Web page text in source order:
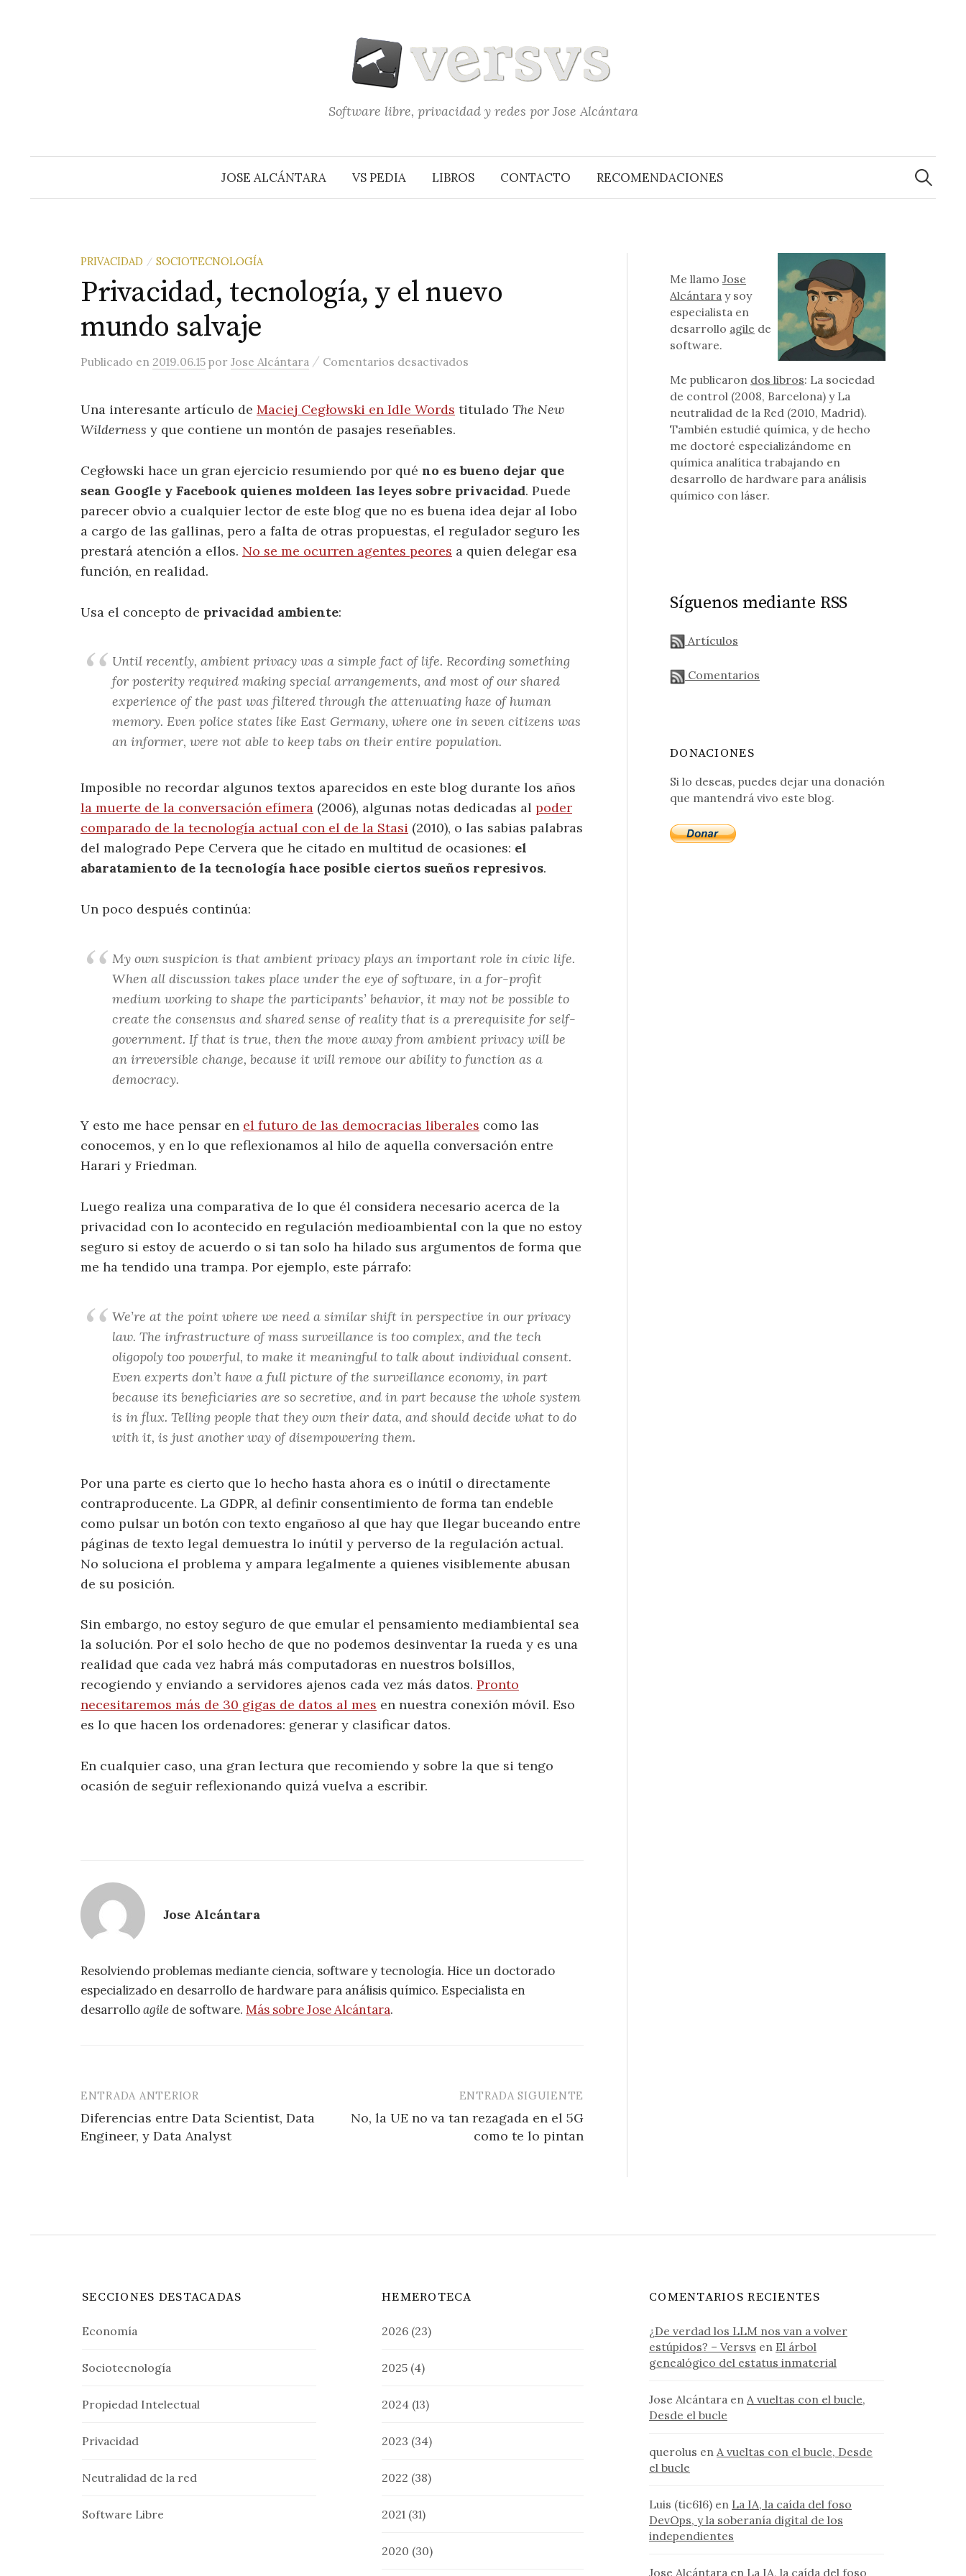
Software libre, privacidad y redes por Jose Alcántara
JOSE ALCÁNTARA VS PEDIA LIBROS CONTACTO RECOMENDACIONES
Buscar:
PRIVACIDAD / SOCIOTECNOLOGÍA
Privacidad, tecnología, y el nuevo
mundo salvaje
Publicado en 2019.06.15 por Jose Alcántara / Comentarios desactivados
Una interesante artículo de Maciej Cegłowski en Idle Words titulado The New
Wilderness y que contiene un montón de pasajes reseñables.
Cegłowski hace un gran ejercicio resumiendo por qué no es bueno dejar que
sean Google y Facebook quienes moldeen las leyes sobre privacidad. Puede
parecer obvio a cualquier lector de este blog que no es buena idea dejar al lobo
a cargo de las gallinas, pero a falta de otras propuestas, el regulador seguro les
prestará atención a ellos. No se me ocurren agentes peores a quien delegar esa
función, en realidad.
Usa el concepto de privacidad ambiente:
Until recently, ambient privacy was a simple fact of life. Recording something
for posterity required making special arrangements, and most of our shared
experience of the past was filtered through the attenuating haze of human
memory. Even police states like East Germany, where one in seven citizens was
an informer, were not able to keep tabs on their entire population.
Imposible no recordar algunos textos aparecidos en este blog durante los años
la muerte de la conversación efímera (2006), algunas notas dedicadas al poder
comparado de la tecnología actual con el de la Stasi (2010), o las sabias palabras
del malogrado Pepe Cervera que he citado en multitud de ocasiones: el
abaratamiento de la tecnología hace posible ciertos sueños represivos.
Un poco después continúa:
My own suspicion is that ambient privacy plays an important role in civic life.
When all discussion takes place under the eye of software, in a for-profit
medium working to shape the participants’ behavior, it may not be possible to
create the consensus and shared sense of reality that is a prerequisite for self-
government. If that is true, then the move away from ambient privacy will be
an irreversible change, because it will remove our ability to function as a
democracy.
Y esto me hace pensar en el futuro de las democracias liberales como las
conocemos, y en lo que reflexionamos al hilo de aquella conversación entre
Harari y Friedman.
Luego realiza una comparativa de lo que él considera necesario acerca de la
privacidad con lo acontecido en regulación medioambiental con la que no estoy
seguro si estoy de acuerdo o si tan solo ha hilado sus argumentos de forma que
me ha tendido una trampa. Por ejemplo, este párrafo:
We’re at the point where we need a similar shift in perspective in our privacy
law. The infrastructure of mass surveillance is too complex, and the tech
oligopoly too powerful, to make it meaningful to talk about individual consent.
Even experts don’t have a full picture of the surveillance economy, in part
because its beneficiaries are so secretive, and in part because the whole system
is in flux. Telling people that they own their data, and should decide what to do
with it, is just another way of disempowering them.
Por una parte es cierto que lo hecho hasta ahora es o inútil o directamente
contraproducente. La GDPR, al definir consentimiento de forma tan endeble
como pulsar un botón con texto engañoso al que hay que llegar buceando entre
páginas de texto legal demuestra lo inútil y perverso de la regulación actual.
No soluciona el problema y ampara legalmente a quienes visiblemente abusan
de su posición.
Sin embargo, no estoy seguro de que emular el pensamiento mediambiental sea
la solución. Por el solo hecho de que no podemos desinventar la rueda y es una
realidad que cada vez habrá más computadoras en nuestros bolsillos,
recogiendo y enviando a servidores ajenos cada vez más datos. Pronto
necesitaremos más de 30 gigas de datos al mes en nuestra conexión móvil. Eso
es lo que hacen los ordenadores: generar y clasificar datos.
En cualquier caso, una gran lectura que recomiendo y sobre la que si tengo
ocasión de seguir reflexionando quizá vuelva a escribir.
Jose Alcántara
Resolviendo problemas mediante ciencia, software y tecnología. Hice un doctorado
especializado en desarrollo de hardware para análisis químico. Especialista en
desarrolloagile de software. Más sobre Jose Alcántara.
Navegación
de
ENTRADA ANTERIOR
Diferencias entre Data Scientist, Data
Engineer, y Data Analyst
ENTRADA SIGUIENTE
No, la UE no va tan rezagada en el 5G
como te lo pintan
Me llamoJose
Alcántara y soy
especialista en
desarrollo agile de
software.
Me publicaron dos libros: La sociedad
de control (2008, Barcelona) y La
neutralidad de la Red (2010, Madrid).
También estudié química, y de hecho
me doctoré especializándome en
química analítica trabajando en
desarrollo de hardware para análisis
químico con láser.
Síguenos mediante RSS
Artículos
Comentarios
DONACIONES
Si lo deseas, puedes dejar una donación
que mantendrá vivo este blog.
SECCIONES DESTACADAS
Economía
Sociotecnología
Propiedad Intelectual
Privacidad
Neutralidad de la red
Software Libre
HEMEROTECA
2026 (23)
2025 (4)
2024 (13)
2023 (34)
2022 (38)
2021 (31)
2020 (30)
COMENTARIOS RECIENTES
¿De verdad los LLM nos van a volver
estúpidos? – Versvs en El árbol
genealógico del estatus inmaterial
Jose Alcántara en A vueltas con el bucle,
Desde el bucle
querolus en A vueltas con el bucle, Desde
el bucle
Luis (tic616) en La IA, la caída del foso
DevOps, y la soberanía digital de los
independientes
Jose Alcántara en La IA, la caída del foso